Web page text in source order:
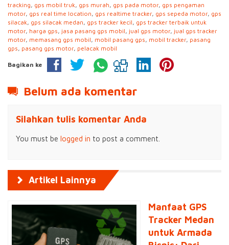
tracking, gps mobil truk, gps murah, gps pada motor, gps pengaman
motor, gps real time location, gps realtime tracker, gps sepeda motor, gps
silacak, gps silacak medan, gps tracker kecil, gps tracker terbaik untuk
motor, harga gps, jasa pasang gps mobil, jual gps motor, jual gps tracker
motor, memasang gps mobil, mobil pasang gps, mobil tracker, pasang
gps, pasang gps motor, pelacak mobil
Bagikan ke
Belum ada komentar
Silahkan tulis komentar Anda
You must be logged in to post a comment.
Artikel Lainnya
​Manfaat GPS
Tracker Medan
untuk Armada